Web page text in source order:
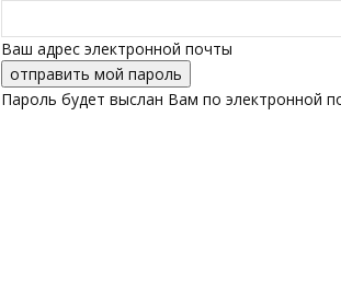
Ваш адрес электронной почты
Пароль будет выслан Вам по электронной